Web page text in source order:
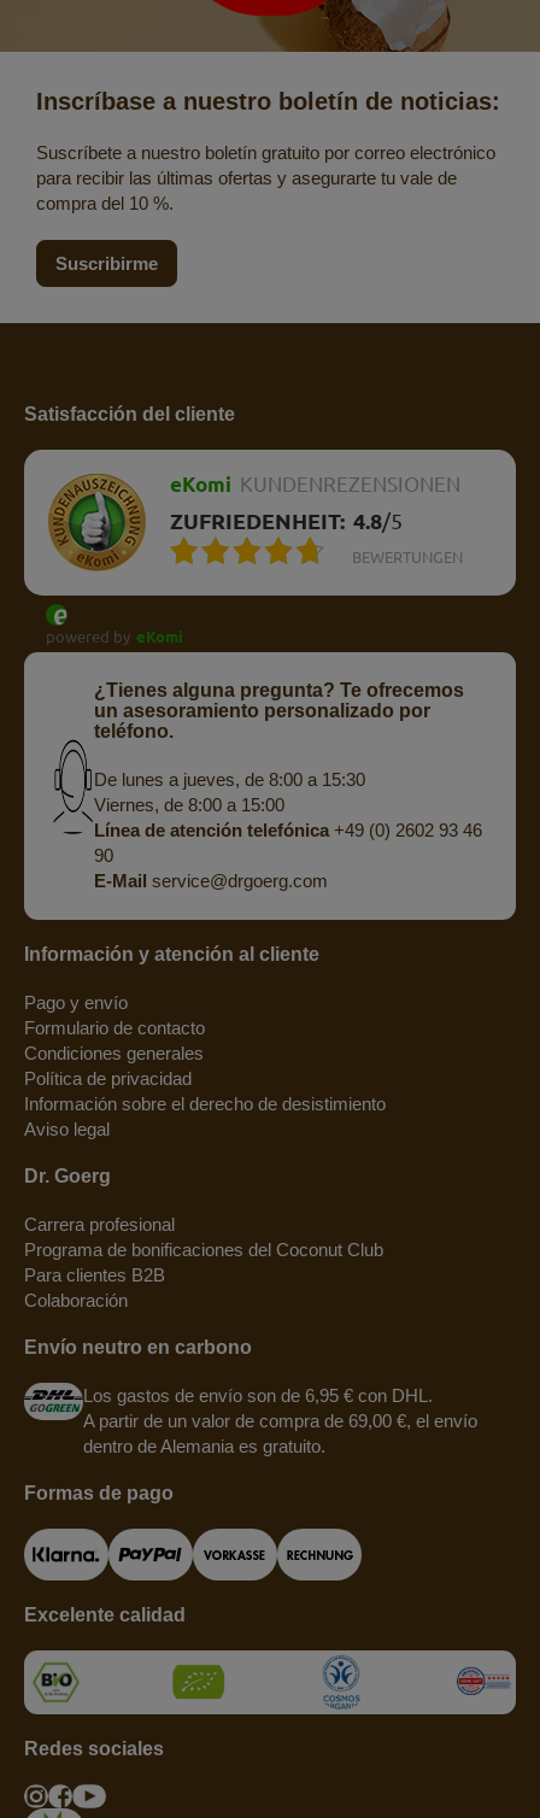
Inscríbase a nuestro boletín de noticias:
Suscríbete a nuestro boletín gratuito por correo electrónico
para recibir las últimas ofertas y asegurarte tu vale de
compra del 10 %.
Suscribirme
Satisfacción del cliente
eKomi KUNDENREZENSIONEN
ZUFRIEDENHEIT: 4.8/5
BEWERTUNGEN
powered by eKomi
¿Tienes alguna pregunta? Te ofrecemos
un asesoramiento personalizado por
teléfono.
De lunes a jueves, de 8:00 a 15:30
Viernes, de 8:00 a 15:00
Línea de atención telefónica+49 (0) 2602 93 46
90
E-Mail service@drgoerg.com
Información y atención al cliente
Pago y envío
Formulario de contacto
Condiciones generales
Política de privacidad
Información sobre el derecho de desistimiento
Aviso legal
Dr. Goerg
Carrera profesional
Programa de bonificaciones del Coconut Club
Para clientes B2B
Colaboración
Envío neutro en carbono
Los gastos de envío son de 6,95 € con DHL.
A partir de un valor de compra de 69,00 €, el envío
dentro de Alemania es gratuito.
Formas de pago
Excelente calidad
Redes sociales